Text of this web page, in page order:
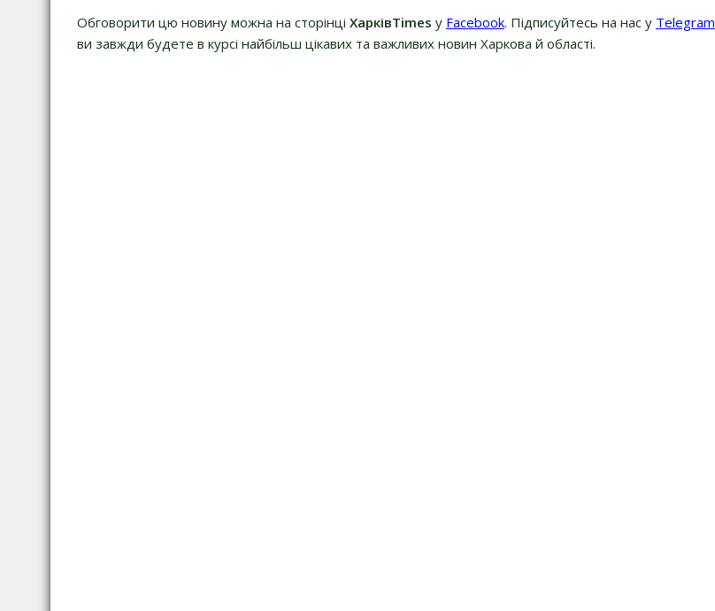
Обговорити цю новину можна на сторінці ХарківTimes у Facebook. Підписуйтесь на нас у Telegram
ви завжди будете в курсі найбільш цікавих та важливих новин Харкова й області.